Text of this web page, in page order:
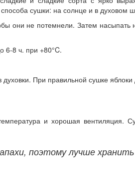
сушки: на солнце и в духовом
они не потемнели. Затем
6-8 ч. при +80°C.
При правильной сушке
и хорошая вентиляция.
поэтому лучше